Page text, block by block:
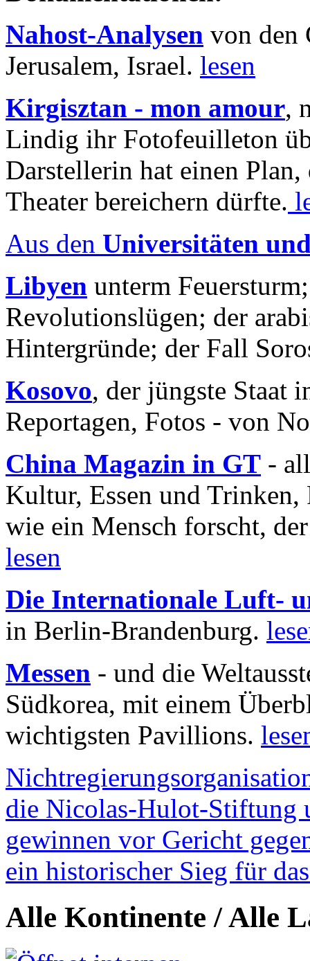
Nahost-Analysen von den
Jerusalem, Israel. lesen
Kirgisztan - mon amour,
Lindig ihr Fotofeuilleton
Darstellerin hat einen Plan,
Theater bereichern dürfte.
Aus den Universitäten
Libyen unterm
Revolutionslügen; der
Hintergründe; der Fall
Kosovo, der jüngste Staat
Reportagen, Fotos - von
China Magazin in GT -
Kultur, Essen und
wie ein Mensch forscht,
lesen
Die Internationale Luft-
in Berlin-Brandenburg.
Messen - und die
Südkorea, mit einem
wichtigsten Pavillions.
die Nicolas-Hulot-Stiftung
gewinnen vor Gericht
ein historischer Sieg für
Alle Kontinente / Alle